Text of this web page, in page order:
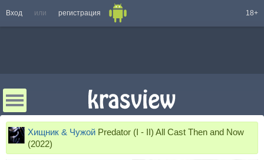
Вход или регистрация 18+
Хищник & Чужой Predator (I - II) All Cast Then and Now
(2022)